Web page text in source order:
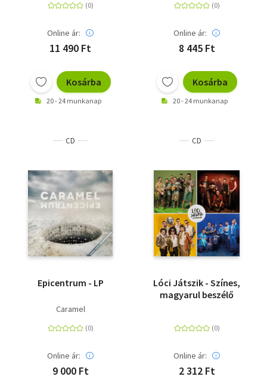
Online ár:
11 490 Ft
Kosárba
20 - 24 munkanap
Online ár:
8 445 Ft
Kosárba
20 - 24 munkanap
CD
Epicentrum - LP
Caramel
Online ár:
9 000 Ft
CD
Lóci Játszik - Színes,
magyarul beszélő
Online ár:
2 312 Ft